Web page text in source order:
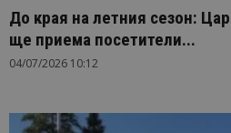
До края на летния сезон:
ще приема посетители...
04/07/2026 10:12